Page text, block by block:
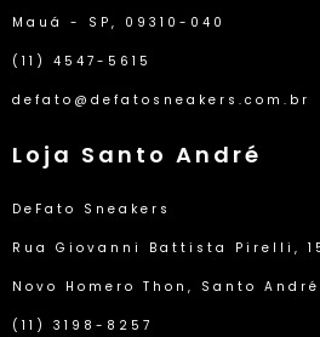
Mauá - SP, 09310-040
(11) 4547-5615
defato@defatosneakers.com.br
Loja Santo André
DeFato Sneakers
Rua Giovanni Battista Pirelli,
Novo Homero Thon, Santo
(11) 3198-8257